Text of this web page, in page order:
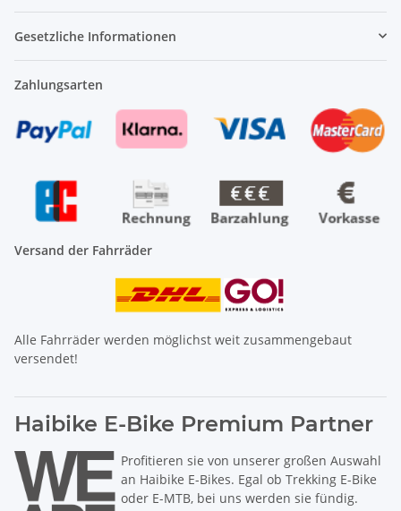
Gesetzliche Informationen
Zahlungsarten
Versand der Fahrräder
Alle Fahrräder werden möglichst weit zusammengebaut
versendet!
Haibike E-Bike Premium Partner
Profitieren sie von unserer großen Auswahl
an Haibike E-Bikes. Egal ob Trekking E-Bike
oder E-MTB, bei uns werden sie fündig.